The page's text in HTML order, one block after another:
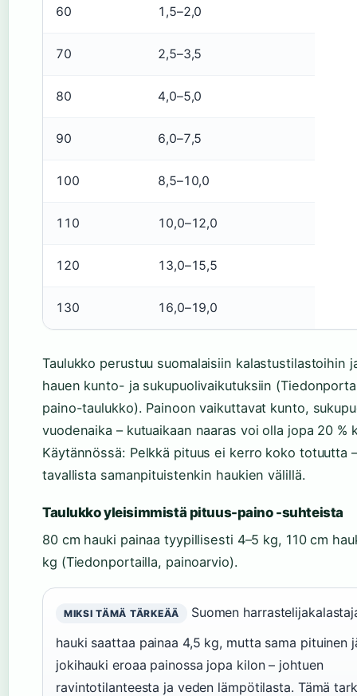
60 1,5–2,0
70 2,5–3,5
80 4,0–5,0
90 6,0–7,5
100 8,5–10,0
110 10,0–12,0
120 13,0–15,5
130 16,0–19,0
Taulukko perustuu suomalaisiin kalastustilastoihin
hauen kunto- ja sukupuolivaikutuksiin
paino-taulukko). Painoon vaikuttavat kunto,
vuodenaika – kutuaikaan naaras voi olla jopa 20 %
Käytännössä: Pelkkä pituus ei kerro koko totuutta
tavallista samanpituistenkin haukien välillä.
Taulukko yleisimmistä pituus-paino -suhteista
80 cm hauki painaa tyypillisesti 4–5 kg, 110 cm
kg (Tiedonportailla, painoarvio).
MIKSI TÄMÄ TÄRKEÄÄ
Suomen
hauki saattaa painaa 4,5 kg, mutta sama pituinen
jokihauki eroaa painossa jopa kilon – johtuen
ravintotilanteesta ja veden lämpötilasta. Tämä